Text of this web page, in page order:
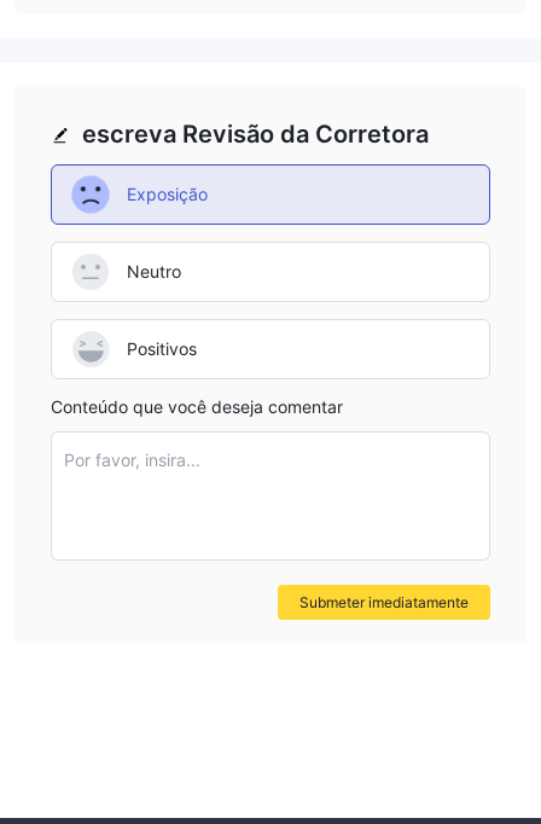
escreva Revisão da Corretora
Exposição
Neutro
Positivos
Conteúdo que você deseja comentar
Por favor, insira...
Submeter imediatamente